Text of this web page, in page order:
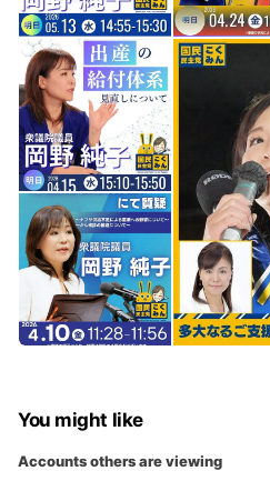
You might like
Accounts others are viewing